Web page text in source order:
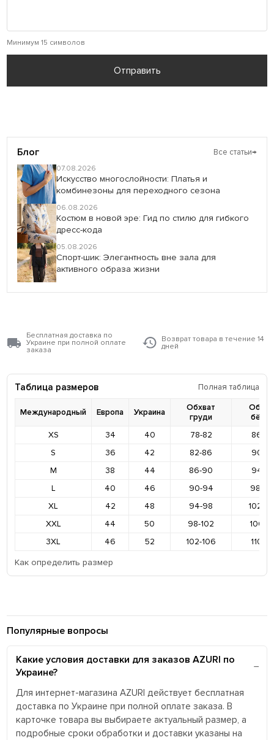
Минимум 15 символов
Отправить
Блог Все статьи→
07.08.2026
Искусство многослойности: Платья и
комбинезоны для переходного сезона
06.08.2026
Костюм в новой эре: Гид по стилю для гибкого
дресс-кода
05.08.2026
Спорт-шик: Элегантность вне зала для
активного образа жизни
Бесплатная доставка по
Украине при полной оплате
заказа
Возврат товара в течение 14
дней
Таблица размеров Полная таблица
Международный Европа Украина
Обхват
груди
XS
34 40 78-82
86-
S
36 42 82-86
90-
M
38 44 86-90
94-
L
40 46 90-94
98-
XL
42 48 94-98
102-
XXL
44 50 98-102
106-
3XL
46 52 102-106
110-
Как определить размер
Популярные вопросы
Какие условия доставки для заказов AZURI по
Украине?
Для интернет-магазина AZURI действует бесплатная
доставка по Украине при полной оплате заказа. В
карточке товара вы выбираете актуальный размер, а
подробные сроки обработки и доставки указаны на